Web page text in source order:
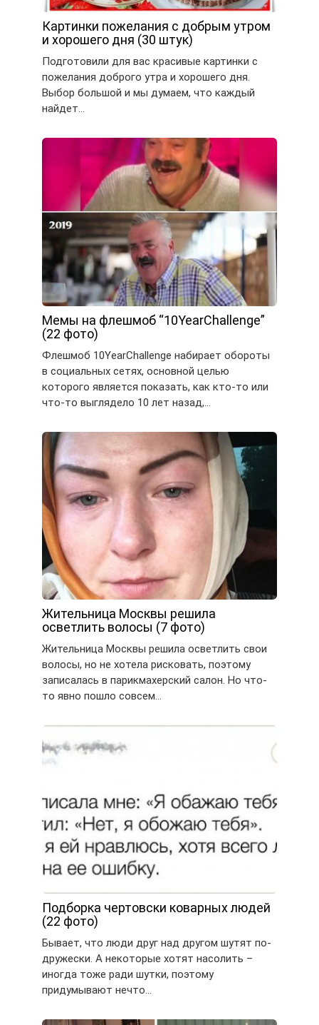
Картинки пожелания с добрым утром
и хорошего дня (30 штук)
Подготовили для вас красивые картинки с
пожелания доброго утра и хорошего дня.
Выбор большой и мы думаем, что каждый
найдет…
Мемы на флешмоб “10YearChallenge”
(22 фото)
Флешмоб 10YearChallenge набирает обороты
в социальных сетях, основной целью
которого является показать, как кто-то или
что-то выглядело 10 лет назад,…
Жительница Москвы решила
осветлить волосы (7 фото)
Жительница Москвы решила осветлить свои
волосы, но не хотела рисковать, поэтому
записалась в парикмахерский салон. Но что-
то явно пошло совсем…
Подборка чертовски коварных людей
(22 фото)
Бывает, что люди друг над другом шутят по-
дружески. А некоторые хотят насолить –
иногда тоже ради шутки, поэтому
придумывают нечто…